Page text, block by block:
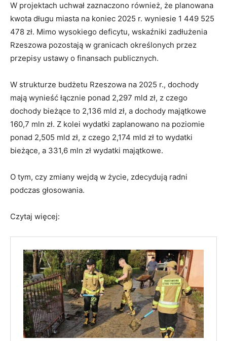
W projektach uchwał zaznaczono również, że planowana
kwota długu miasta na koniec 2025 r. wyniesie 1 449 525
478 zł. Mimo wysokiego deficytu, wskaźniki zadłużenia
Rzeszowa pozostają w granicach określonych przez
przepisy ustawy o finansach publicznych.
W strukturze budżetu Rzeszowa na 2025 r., dochody
mają wynieść łącznie ponad 2,297 mld zł, z czego
dochody bieżące to 2,136 mld zł, a dochody majątkowe
160,7 mln zł. Z kolei wydatki zaplanowano na poziomie
ponad 2,505 mld zł, z czego 2,174 mld zł to wydatki
bieżące, a 331,6 mln zł wydatki majątkowe.
O tym, czy zmiany wejdą w życie, zdecydują radni
podczas głosowania.
Czytaj więcej: